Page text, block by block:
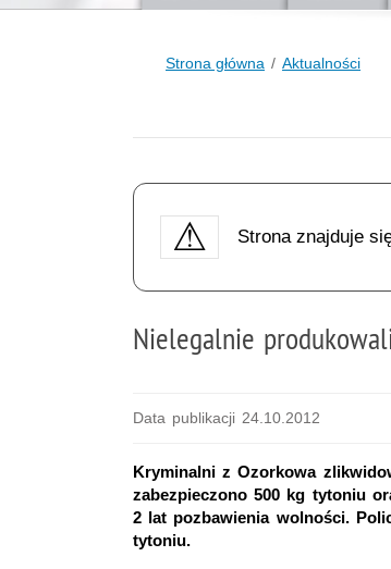
Strona główna Aktualności
Strona znajduje
Nielegalnie
Data publikacji 24.10.2012
Kryminalni z Ozorkowa
zabezpieczono 500 kg tytoniu
2 lat pozbawienia wolności.
tytoniu.